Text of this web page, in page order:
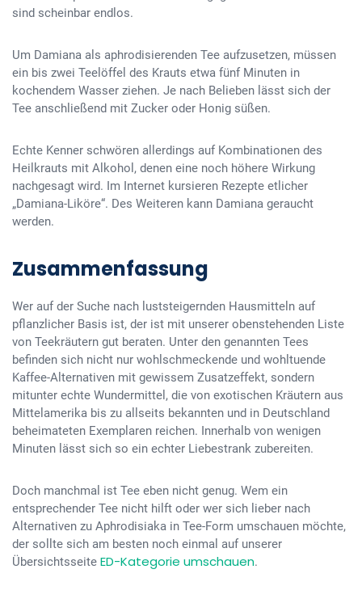
sind scheinbar endlos.
Um Damiana als aphrodisierenden Tee aufzusetzen, müssen
ein bis zwei Teelöffel des Krauts etwa fünf Minuten in
kochendem Wasser ziehen. Je nach Belieben lässt sich der
Tee anschließend mit Zucker oder Honig süßen.
Echte Kenner schwören allerdings auf Kombinationen des
Heilkrauts mit Alkohol, denen eine noch höhere Wirkung
nachgesagt wird. Im Internet kursieren Rezepte etlicher
„Damiana-Liköre“. Des Weiteren kann Damiana geraucht
werden.
Zusammenfassung
Wer auf der Suche nach luststeigernden Hausmitteln auf
pflanzlicher Basis ist, der ist mit unserer obenstehenden Liste
von Teekräutern gut beraten. Unter den genannten Tees
befinden sich nicht nur wohlschmeckende und wohltuende
Kaffee-Alternativen mit gewissem Zusatzeffekt, sondern
mitunter echte Wundermittel, die von exotischen Kräutern aus
Mittelamerika bis zu allseits bekannten und in Deutschland
beheimateten Exemplaren reichen. Innerhalb von wenigen
Minuten lässt sich so ein echter Liebestrank zubereiten.
Doch manchmal ist Tee eben nicht genug. Wem ein
entsprechender Tee nicht hilft oder wer sich lieber nach
Alternativen zu Aphrodisiaka in Tee-Form umschauen möchte,
der sollte sich am besten noch einmal auf unserer
Übersichtsseite ED-Kategorie umschauen.